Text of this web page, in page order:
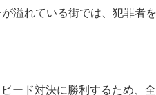
溢れている街では、犯罪者
ード対決に勝利するため、